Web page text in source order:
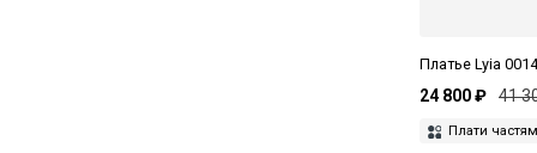
Платье Lyia
24 800 ₽ 41
Плати